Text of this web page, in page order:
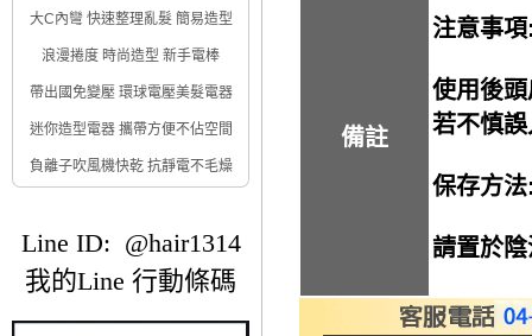
大C內彎 快速整理亂髮 簡易造型
浪漫捲度 時尚造型 新手電棒
帶出國免變壓 環球電壓美髮電器
迷你造型電器 攜帶方便不佔空間
負離子吹風機快乾 抗靜電不毛燥
Line ID: @hair1314
我的Line 行動條碼
備註
注意事
使用後
若不慎
保存方
請置於